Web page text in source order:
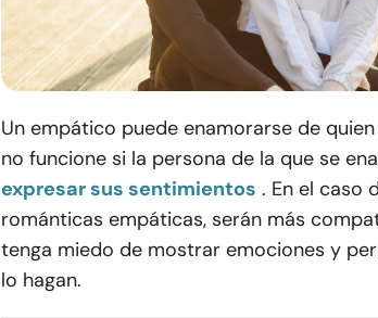
Un empático puede enamorarse de
no funcione si la persona de la que se
expresar sus sentimientos . En el caso
románticas empáticas, serán más
tenga miedo de mostrar emociones y
lo hagan.